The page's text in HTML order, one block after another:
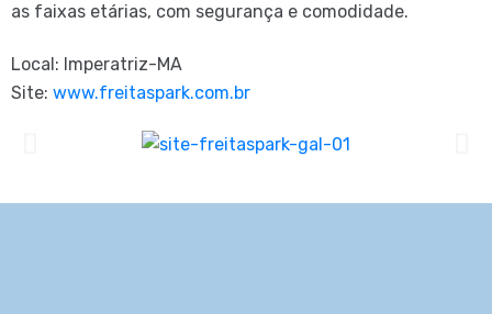
as faixas etárias, com segurança e comodidade.
Local: Imperatriz-MA
Site: www.freitaspark.com.br